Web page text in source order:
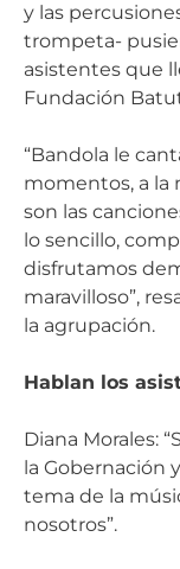
y las
trompeta-
asistentes que
Fundación
“Bandola le
momentos, a la
son las
lo sencillo,
disfrutamos
maravilloso”,
la agrupación.
Hablan los
Diana Morales:
la Gobernación
tema de la
nosotros”.